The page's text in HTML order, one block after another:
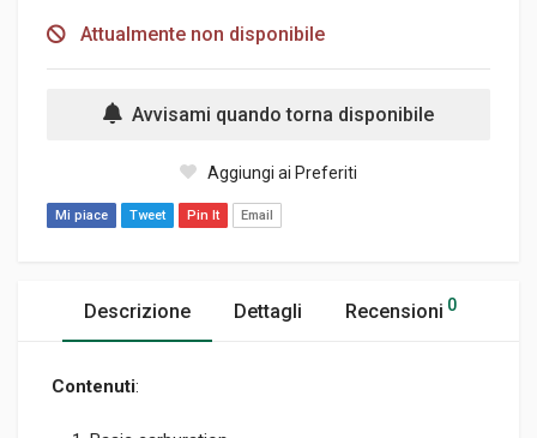
Attualmente non disponibile
Avvisami quando torna disponibile
Aggiungi ai Preferiti
Mi piace Tweet Pin It Email
Descrizione Dettagli Recensioni 0
Contenuti: